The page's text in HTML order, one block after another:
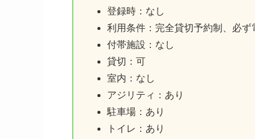
登録時：なし
利用条件：完全貸切予約制、必ず
付帯施設：なし
貸切：可
室内：なし
アジリティ：あり
駐車場：あり
トイレ：あり